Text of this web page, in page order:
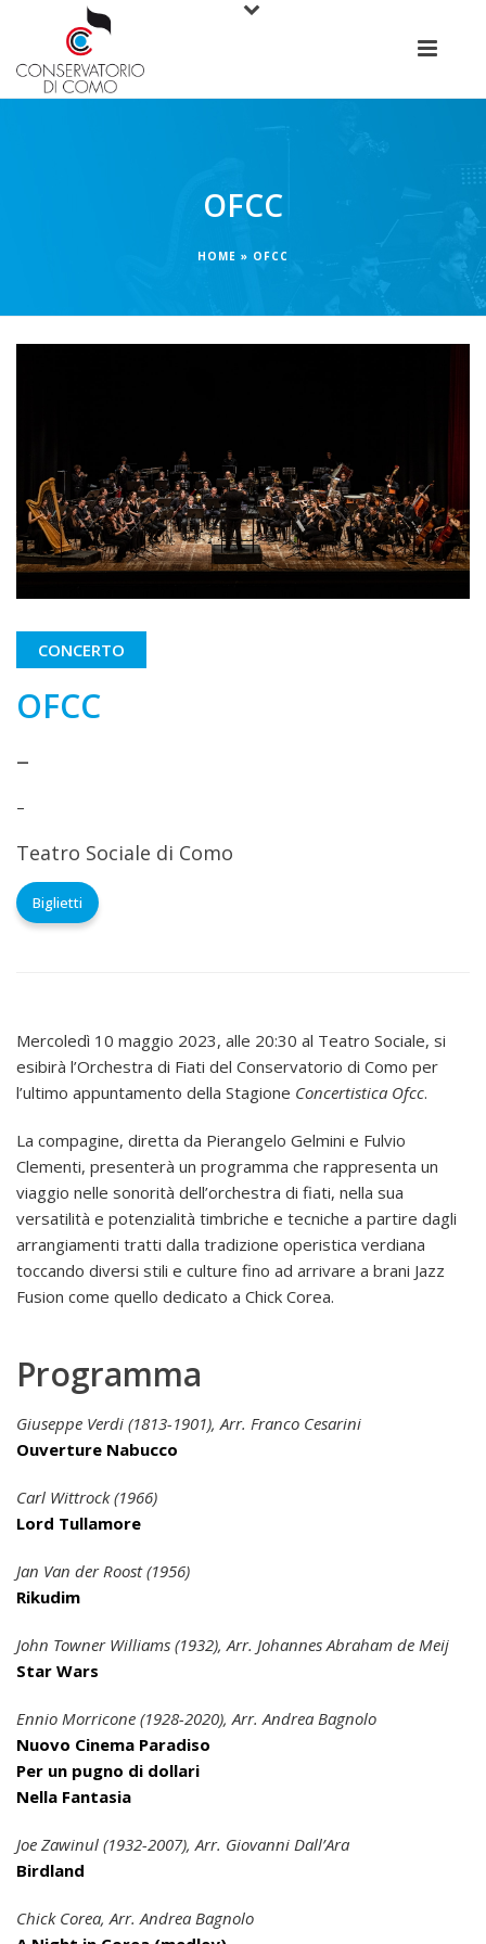
OFCC
HOME » OFCC
CONCERTO
OFCC
–
–
Teatro Sociale di Como
Biglietti
Mercoledì 10 maggio 2023, alle 20:30 al Teatro Sociale, si
esibirà l’Orchestra di Fiati del Conservatorio di Como per
l’ultimo appuntamento della Stagione Concertistica Ofcc.
La compagine, diretta da Pierangelo Gelmini e Fulvio
Clementi, presenterà un programma che rappresenta un
viaggio nelle sonorità dell’orchestra di fiati, nella sua
versatilità e potenzialità timbriche e tecniche a partire dagli
arrangiamenti tratti dalla tradizione operistica verdiana
toccando diversi stili e culture fino ad arrivare a brani Jazz
Fusion come quello dedicato a Chick Corea.
Programma
Giuseppe Verdi (1813-1901), Arr. Franco Cesarini
Ouverture Nabucco
Carl Wittrock (1966)
Lord Tullamore
Jan Van der Roost (1956)
Rikudim
John Towner Williams (1932), Arr. Johannes Abraham de Meij
Star Wars
Ennio Morricone (1928-2020), Arr. Andrea Bagnolo
Nuovo Cinema Paradiso
Per un pugno di dollari
Nella Fantasia
Joe Zawinul (1932-2007), Arr. Giovanni Dall’Ara
Birdland
Chick Corea, Arr. Andrea Bagnolo